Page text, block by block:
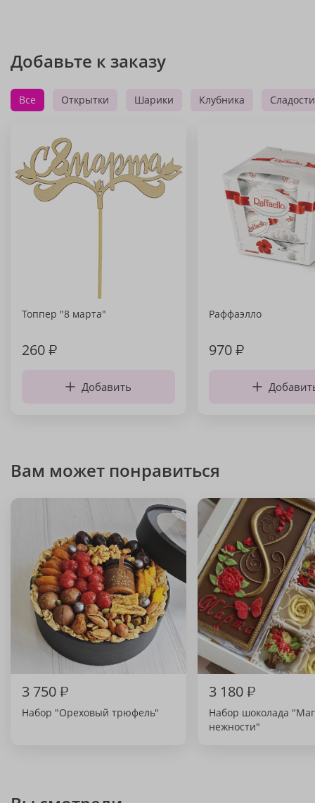
Добавьте к заказу
Все Открытки Шарики Клубника Сладости
Топпер "8 марта"
260₽
Добавить
Раффаэлло
970₽
Вам может понравиться
3 750₽
Набор "Ореховый трюфель"
3 180₽
Набор шоколада
нежности"